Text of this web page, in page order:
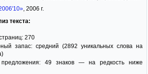
, 2006 г.
текста:
270
запас: средний (2892 уникальных слова на
49 знаков — на редкость ниже